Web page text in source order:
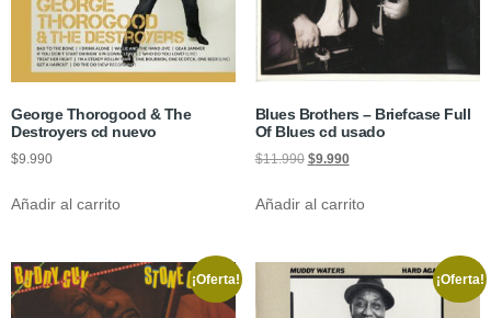
George Thorogood & The
Destroyers cd nuevo
$9.990
Añadir al carrito
Blues Brothers – Briefcase Full
Of Blues cd usado
$11.990 $9.990
Añadir al carrito
¡Oferta! ¡Oferta!